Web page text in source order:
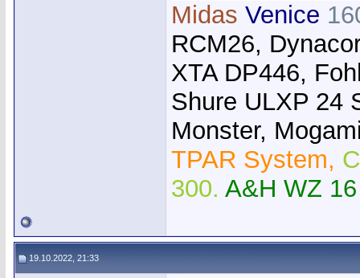
Midas Venice
RCM26,
XTA DP446,
Shure ULXP 24
Monster,
TPAR System,
300. A&H WZ
19.10.2022, 21:33